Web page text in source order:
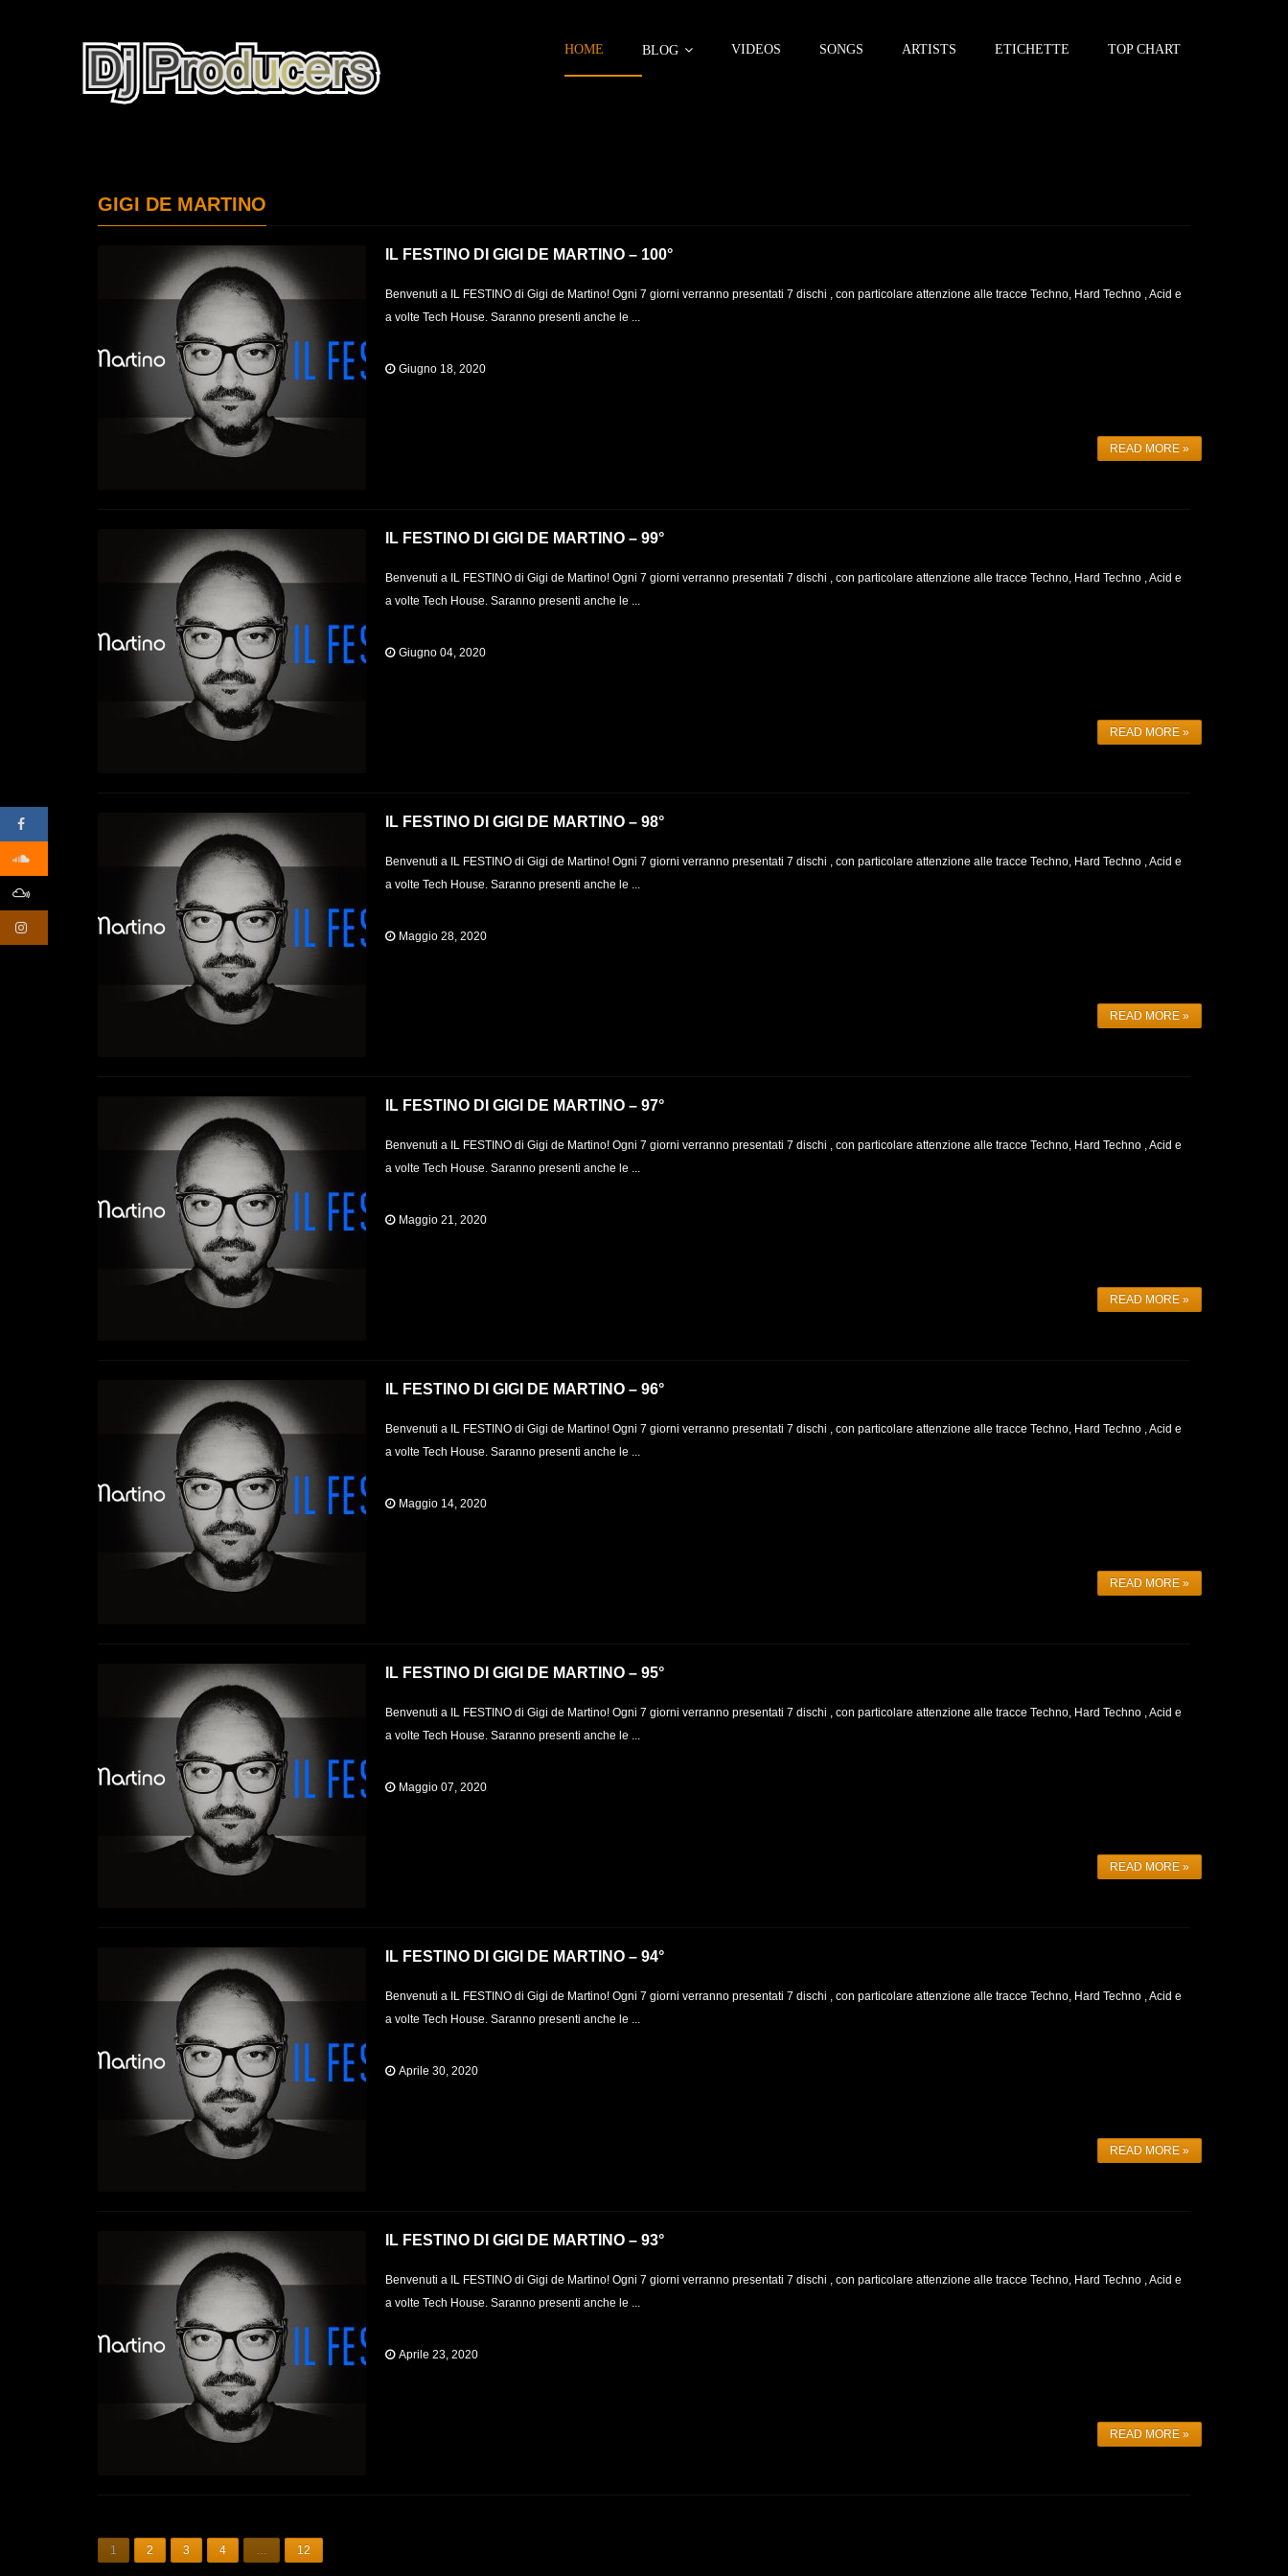
HOME BLOG VIDEOS SONGS ARTISTS ETICHETTE TOP CHART
GIGI DE MARTINO
IL FESTINO DI GIGI DE MARTINO – 100°
Benvenuti a IL FESTINO di Gigi de Martino! Ogni 7 giorni verranno presentati 7 dischi , con particolare attenzione alle tracce Techno, Hard Techno , Acid e
a volte Tech House. Saranno presenti anche le ...
READ MORE »
Giugno 18, 2020
IL FESTINO DI GIGI DE MARTINO – 99°
Benvenuti a IL FESTINO di Gigi de Martino! Ogni 7 giorni verranno presentati 7 dischi , con particolare attenzione alle tracce Techno, Hard Techno , Acid e
a volte Tech House. Saranno presenti anche le ...
READ MORE »
Giugno 04, 2020
IL FESTINO DI GIGI DE MARTINO – 98°
Benvenuti a IL FESTINO di Gigi de Martino! Ogni 7 giorni verranno presentati 7 dischi , con particolare attenzione alle tracce Techno, Hard Techno , Acid e
a volte Tech House. Saranno presenti anche le ...
READ MORE »
Maggio 28, 2020
IL FESTINO DI GIGI DE MARTINO – 97°
Benvenuti a IL FESTINO di Gigi de Martino! Ogni 7 giorni verranno presentati 7 dischi , con particolare attenzione alle tracce Techno, Hard Techno , Acid e
a volte Tech House. Saranno presenti anche le ...
READ MORE »
Maggio 21, 2020
IL FESTINO DI GIGI DE MARTINO – 96°
Benvenuti a IL FESTINO di Gigi de Martino! Ogni 7 giorni verranno presentati 7 dischi , con particolare attenzione alle tracce Techno, Hard Techno , Acid e
a volte Tech House. Saranno presenti anche le ...
READ MORE »
Maggio 14, 2020
IL FESTINO DI GIGI DE MARTINO – 95°
Benvenuti a IL FESTINO di Gigi de Martino! Ogni 7 giorni verranno presentati 7 dischi , con particolare attenzione alle tracce Techno, Hard Techno , Acid e
a volte Tech House. Saranno presenti anche le ...
READ MORE »
Maggio 07, 2020
IL FESTINO DI GIGI DE MARTINO – 94°
Benvenuti a IL FESTINO di Gigi de Martino! Ogni 7 giorni verranno presentati 7 dischi , con particolare attenzione alle tracce Techno, Hard Techno , Acid e
a volte Tech House. Saranno presenti anche le ...
READ MORE »
Aprile 30, 2020
IL FESTINO DI GIGI DE MARTINO – 93°
Benvenuti a IL FESTINO di Gigi de Martino! Ogni 7 giorni verranno presentati 7 dischi , con particolare attenzione alle tracce Techno, Hard Techno , Acid e
a volte Tech House. Saranno presenti anche le ...
READ MORE »
Aprile 23, 2020
1 2 3 4 … 12